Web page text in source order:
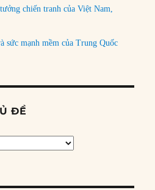
chiến tranh của Việt Nam,
sức mạnh mềm của Trung Quốc
ĐỀ